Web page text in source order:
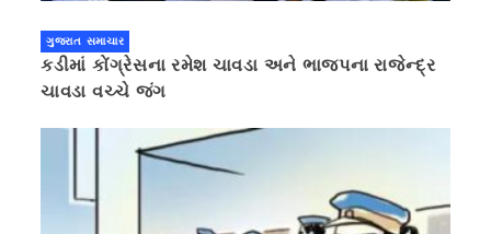
ગુજરાત સમાચાર
કડીમાં કોંગ્રેસના રમેશ ચાવડા અને ભાજપના રાજેન્દ્ર
ચાવડા વચ્ચે જંગ